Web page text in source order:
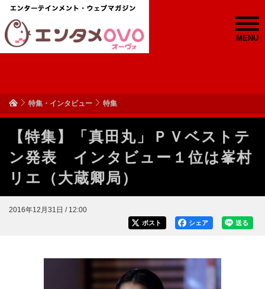
MENU
特集・インタビュー 特集
【特集】「真田丸」ＰＶベストテ
ン発表 インタビュー１位は峯村
リエ（大蔵卿局）
2016年12月31日 / 12:00
送る
シェア
ポスト